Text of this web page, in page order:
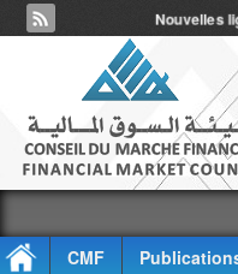
Nouvelles
CMF